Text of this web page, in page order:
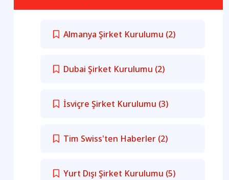
Almanya Şirket Kurulumu (2)
Dubai Şirket Kurulumu (2)
İsviçre Şirket Kurulumu (3)
Tim Swiss'ten Haberler (2)
Yurt Dışı Şirket Kurulumu (5)